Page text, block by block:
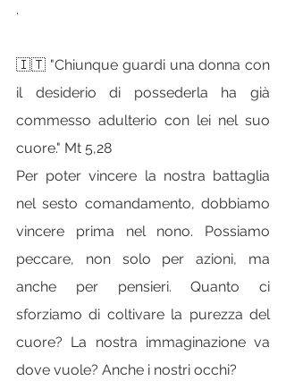
.
🇮🇹 "Chiunque guardi una donna con
il desiderio di possederla ha già
commesso adulterio con lei nel suo
cuore." Mt 5,28
Per poter vincere la nostra battaglia
nel sesto comandamento, dobbiamo
vincere prima nel nono. Possiamo
peccare, non solo per azioni, ma
anche per pensieri. Quanto ci
sforziamo di coltivare la purezza del
cuore? La nostra immaginazione va
dove vuole? Anche i nostri occhi?